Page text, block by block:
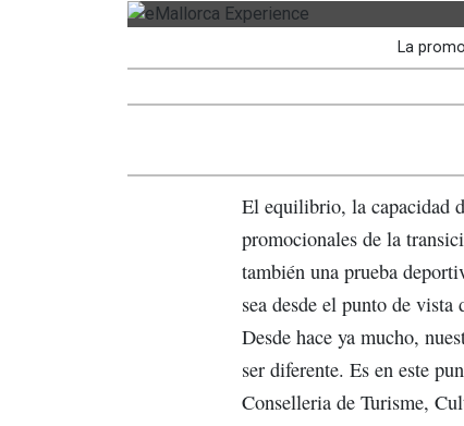
La
El equilibrio, la capacidad
promocionales de la
también una prueba
sea desde el punto de
Desde hace ya mucho,
ser diferente. Es en este
Conselleria de Turisme,